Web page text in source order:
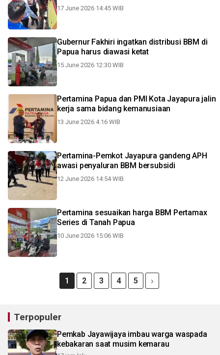
17 June 2026 14:45 WIB
Gubernur Fakhiri ingatkan distribusi BBM di
Papua harus diawasi ketat
15 June 2026 12:30 WIB
Pertamina Papua dan PMI Kota Jayapura jalin
kerja sama bidang kemanusiaan
13 June 2026 4:16 WIB
Pertamina-Pemkot Jayapura gandeng APH
awasi penyaluran BBM bersubsidi
12 June 2026 14:54 WIB
Pertamina sesuaikan harga BBM Pertamax
Series di Tanah Papua
10 June 2026 15:06 WIB
1 2 3 4 5
Terpopuler
Pemkab Jayawijaya imbau warga waspada
kebakaran saat musim kemarau